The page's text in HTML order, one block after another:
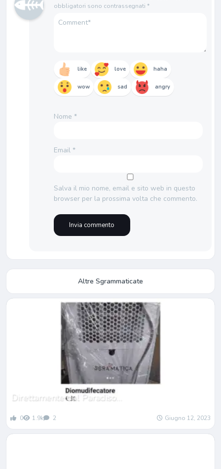
obbligatori sono contrassegnati *
like love haha
wow sad angry
Nome *
Email *
Salva il mio nome, email e sito web in questo
browser per la prossima volta che commento.
Altre Sgrammaticate
Direttamente dal Paradiso…
0 1.9k 2 Giugno 12, 2023